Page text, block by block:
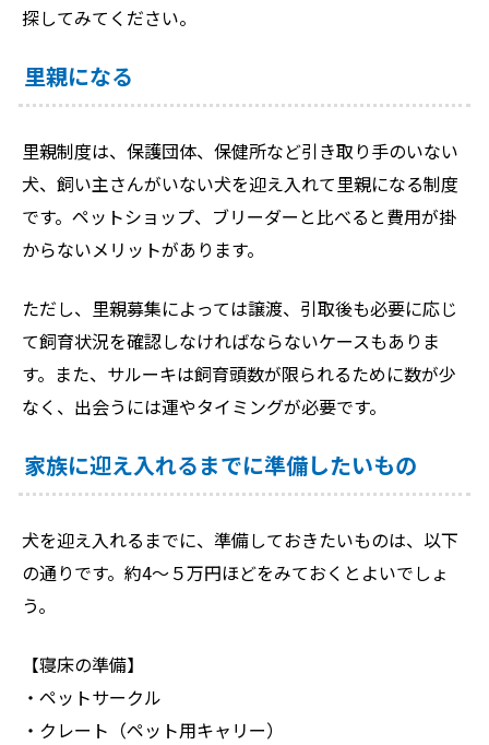
探してみてください。
里親になる
里親制度は、保護団体、保健所など引き取り手のいない
犬、飼い主さんがいない犬を迎え入れて里親になる制度
です。ペットショップ、ブリーダーと比べると費用が掛
からないメリットがあります。
ただし、里親募集によっては譲渡、引取後も必要に応じ
て飼育状況を確認しなければならないケースもありま
す。また、サルーキは飼育頭数が限られるために数が少
なく、出会うには運やタイミングが必要です。
家族に迎え入れるまでに準備したいもの
犬を迎え入れるまでに、準備しておきたいものは、以下
の通りです。約4～５万円ほどをみておくとよいでしょ
う。
【寝床の準備】
・ペットサークル
・クレート（ペット用キャリー）